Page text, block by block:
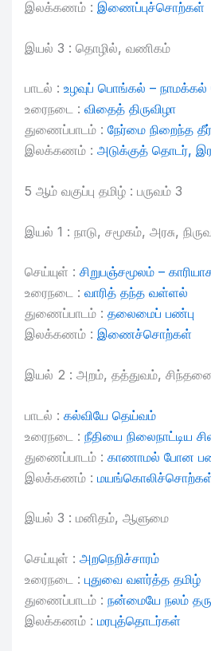
இலக்கணம் :இணைப்புச்சொற்கள்
இயல் 3 : தொழில், வணிகம்
பாடல் :உழவுப் பொங்கல் –
உரைநடை :விதைத் திருவிழா
துணைப்பாடம் :நேர்மை நிறைந்த
இலக்கணம் :அடுக்குத் தொடர்,
5 ஆம் வகுப்பு தமிழ் : பருவம் 3
இயல் 1 : நாடு, சமூகம், அரசு,
செய்யுள் :சிறுபஞ்சமூலம் –
உரைநடை :வாரித் தந்த வள்ளல்
துணைப்பாடம் :தலைமைப் பண்பு
இலக்கணம் :இணைச்சொற்கள்
இயல் 2 : அறம், தத்துவம்,
பாடல் :கல்வியே தெய்வம்
உரைநடை :நீதியை நிலைநாட்டிய
துணைப்பாடம் :காணாமல் போன
இலக்கணம் :
இயல் 3 : மனிதம், ஆளுமை
செய்யுள் :அறநெறிச்சாரம்
உரைநடை :புதுவை வளர்த்த தமிழ்
துணைப்பாடம் :நன்மையே நலம்
இலக்கணம் :மரபுத்தொடர்கள்